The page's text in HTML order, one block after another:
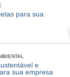
para sua
e
sua empresa